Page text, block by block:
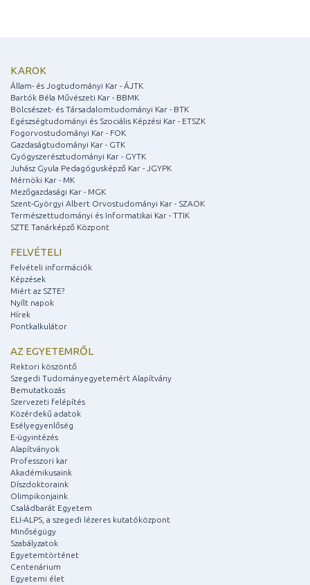
KAROK
Állam- és Jogtudományi Kar - ÁJTK
Bartók Béla Művészeti Kar - BBMK
Bölcsészet- és Társadalomtudományi Kar - BTK
Egészségtudományi és Szociális Képzési Kar - ETSZK
Fogorvostudományi Kar - FOK
Gazdaságtudományi Kar - GTK
Gyógyszerésztudományi Kar - GYTK
Juhász Gyula Pedagógusképző Kar - JGYPK
Mérnöki Kar - MK
Mezőgazdasági Kar - MGK
Szent-Györgyi Albert Orvostudományi Kar - SZAOK
Természettudományi és Informatikai Kar - TTIK
SZTE Tanárképző Központ
FELVÉTELI
Felvételi információk
Képzések
Miért az SZTE?
Nyílt napok
Hírek
Pontkalkulátor
AZ EGYETEMRŐL
Rektori köszöntő
Szegedi Tudományegyetemért Alapítvány
Bemutatkozás
Szervezeti felépítés
Közérdekű adatok
Esélyegyenlőség
E-ügyintézés
Alapítványok
Professzori kar
Akadémikusaink
Díszdoktoraink
Olimpikonjaink
Családbarát Egyetem
ELI-ALPS, a szegedi lézeres kutatóközpont
Minőségügy
Szabályzatok
Egyetemtörténet
Centenárium
Egyetemi élet